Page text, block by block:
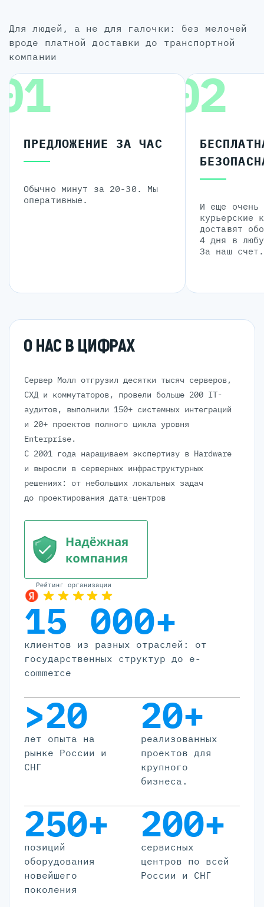
для людей, а не для галочки: без мелочей
вроде платной доставки до транспортной
компании
ПРЕДЛОЖЕНИЕ ЗА ЧАС
Обычно минут за 20-30. Мы
оперативные.
02
И еще очень
курьерские
доставят
4 дня в
За наш счет.
О НАС В ЦИФРАХ
Сервер Молл отгрузил десятки тысяч серверов,
СХД и коммутаторов, провели больше 200 IT-
аудитов, выполнили 150+ системных интеграций
и 20+ проектов полного цикла уровня
Enterprise.
С 2001 года наращиваем экспертизу в Hardware
и выросли в серверных инфраструктурных
решениях: от небольших локальных задач
до проектирования дата-центров
15 000+
клиентов из разных отраслей: от
государственных структур до e-
commerce
>20
лет опыта на
рынке России и
СНГ
20+
реализованных
проектов для
крупного
бизнеса.
250+
позиций
оборудования
новейшего
поколения
200+
cервисных
центров по всей
России и СНГ